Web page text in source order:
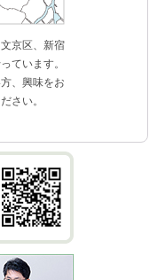
京区、新宿
ています。
、興味をお
さい。